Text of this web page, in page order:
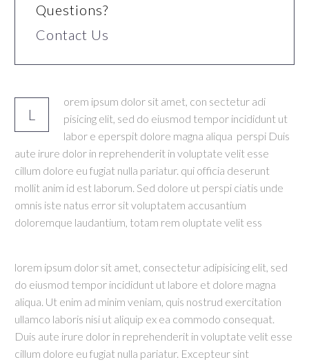
Questions?
Contact Us
L
orem ipsum dolor sit amet, con sectetur adi
pisicing elit, sed do eiusmod tempor incididunt ut
labor e eperspit dolore magna aliqua perspi Duis
aute irure dolor in reprehenderit in voluptate velit esse
cillum dolore eu fugiat nulla pariatur. qui officia deserunt
mollit anim id est laborum. Sed dolore ut perspi ciatis unde
omnis iste natus error sit voluptatem accusantium
doloremque laudantium, totam rem oluptate velit ess
lorem ipsum dolor sit amet, consectetur adipisicing elit, sed
do eiusmod tempor incididunt ut labore et dolore magna
aliqua. Ut enim ad minim veniam, quis nostrud exercitation
ullamco laboris nisi ut aliquip ex ea commodo consequat.
Duis aute irure dolor in reprehenderit in voluptate velit esse
cillum dolore eu fugiat nulla pariatur. Excepteur sint